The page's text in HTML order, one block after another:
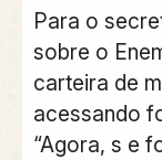
Para o
sobre o
carteira de
acessando
“Agora, s e